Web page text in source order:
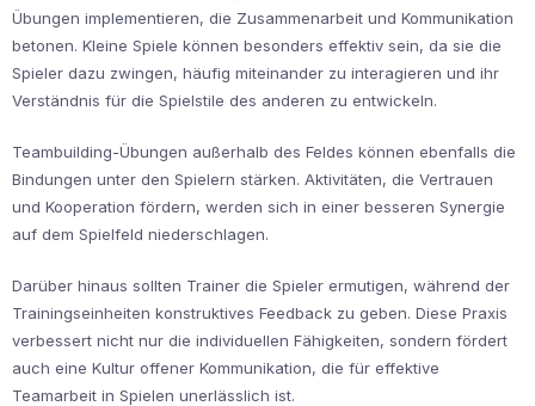
Übungen implementieren, die Zusammenarbeit und Kommunikation
betonen. Kleine Spiele können besonders effektiv sein, da sie die
Spieler dazu zwingen, häufig miteinander zu interagieren und ihr
Verständnis für die Spielstile des anderen zu entwickeln.
Teambuilding-Übungen außerhalb des Feldes können ebenfalls die
Bindungen unter den Spielern stärken. Aktivitäten, die Vertrauen
und Kooperation fördern, werden sich in einer besseren Synergie
auf dem Spielfeld niederschlagen.
Darüber hinaus sollten Trainer die Spieler ermutigen, während der
Trainingseinheiten konstruktives Feedback zu geben. Diese Praxis
verbessert nicht nur die individuellen Fähigkeiten, sondern fördert
auch eine Kultur offener Kommunikation, die für effektive
Teamarbeit in Spielen unerlässlich ist.